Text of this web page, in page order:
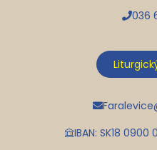
036
IBAN: SK18